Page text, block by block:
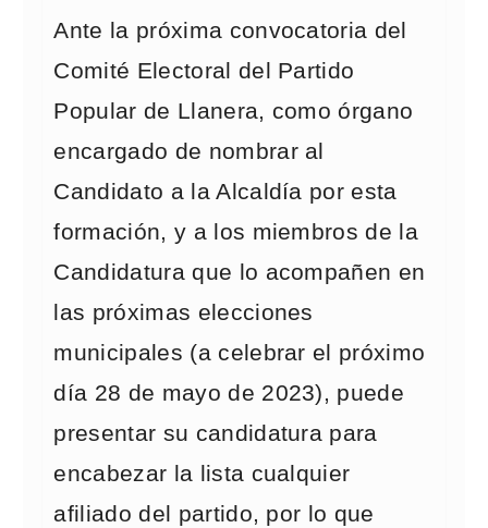
Ante la próxima convocatoria del
Comité Electoral del Partido
Popular de Llanera, como órgano
encargado de nombrar al
Candidato a la Alcaldía por esta
formación, y a los miembros de la
Candidatura que lo acompañen en
las próximas elecciones
municipales (a celebrar el próximo
día 28 de mayo de 2023), puede
presentar su candidatura para
encabezar la lista cualquier
afiliado del partido, por lo que